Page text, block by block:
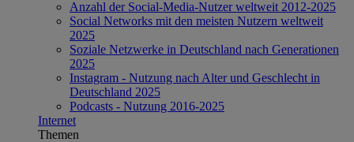
Anzahl der Social-Media-Nutzer weltweit 2012-2025
Social Networks mit den meisten Nutzern weltweit
2025
Soziale Netzwerke in Deutschland nach Generationen
2025
Instagram - Nutzung nach Alter und Geschlecht in
Deutschland 2025
Podcasts - Nutzung 2016-2025
Internet
Themen